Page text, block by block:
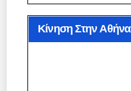
Κίνηση Στην Αθήνα